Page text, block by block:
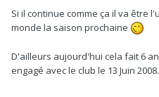
Si il continue comme ça il va être
monde la saison prochaine
D'ailleurs aujourd'hui cela fait 6
engagé avec le club le 13 Juin 2008.